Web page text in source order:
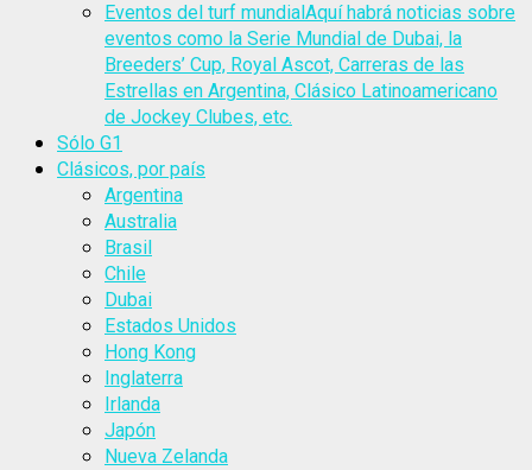
Eventos del turf mundialAquí habrá noticias sobre
eventos como la Serie Mundial de Dubai, la
Breeders’ Cup, Royal Ascot, Carreras de las
Estrellas en Argentina, Clásico Latinoamericano
de Jockey Clubes, etc.
Sólo G1
Clásicos, por país
Argentina
Australia
Brasil
Chile
Dubai
Estados Unidos
Hong Kong
Inglaterra
Irlanda
Japón
Nueva Zelanda